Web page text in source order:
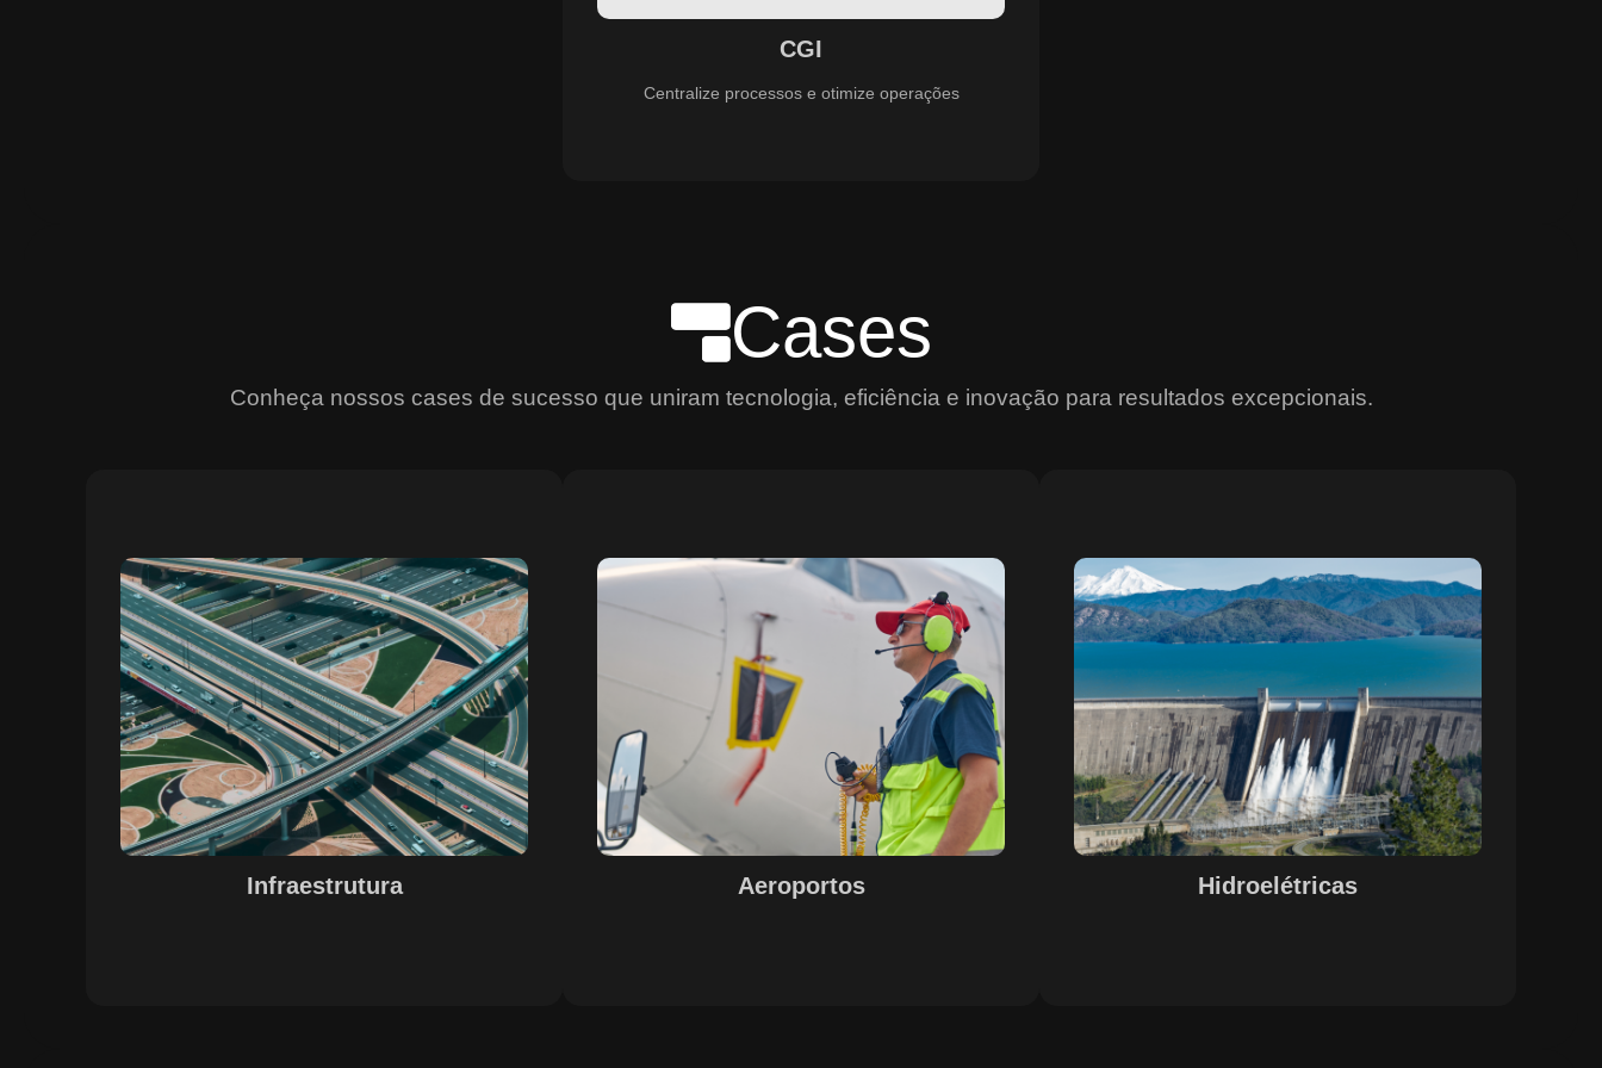
CGI
Centralize processos e otimize operações
Cases
Conheça nossos cases de sucesso que uniram tecnologia, eficiência e inovação para resultados excepcionais.
Infraestrutura
Sobre o Case Infraestrutura
A parceria no gerenciamento de infraestruturas urbanas
destacou a capacidade da SETE em personalizar
soluções tecnológicas para gestão pública. Com o apoio
do Regente e ferramentas de geoprocessamento,
sistemas foram desenvolvidos para o gerenciamento de
pavimentações, áreas verdes e redes de drenagem,
permitindo maior eficiência, controle e precisão na
execução das operações.
Aeroportos
Sobre o Case Aeroportos
A parceria entre SECURITY, EPS, Juiz de Fora e SETE,
com o suporte do Maestro, trouxe soluções inovadoras
para o sucesso na gestão e operação de aeroportos. A
implementação de tecnologias avançadas garantiu
eficiência e excelência nos resultados, com destaque
para o controle de acesso, limpeza e conservação,
segurança e otimização de processos operacionais. A
digitalização e automação de processos internos
proporcionaram agilidade e precisão nas operações.
Hidroelétricas
Sobre o Case Hidroelétricas
A parceria entre a EPS e a SETE, com o suporte do
Maestro, otimizou o controle de pessoal, documentação
e evidências de processos nas operações de
hidrelétricas. A centralização das informações e a
automação de processos garantiram uma gestão
integrada e eficiente, alinhada às necessidades do setor.
A solução proporcionou maior visibilidade, conformidade
legal e agilidade na gestão de recursos humanos e
operações, promovendo um ambiente de trabalho mais
estruturado e funcional.